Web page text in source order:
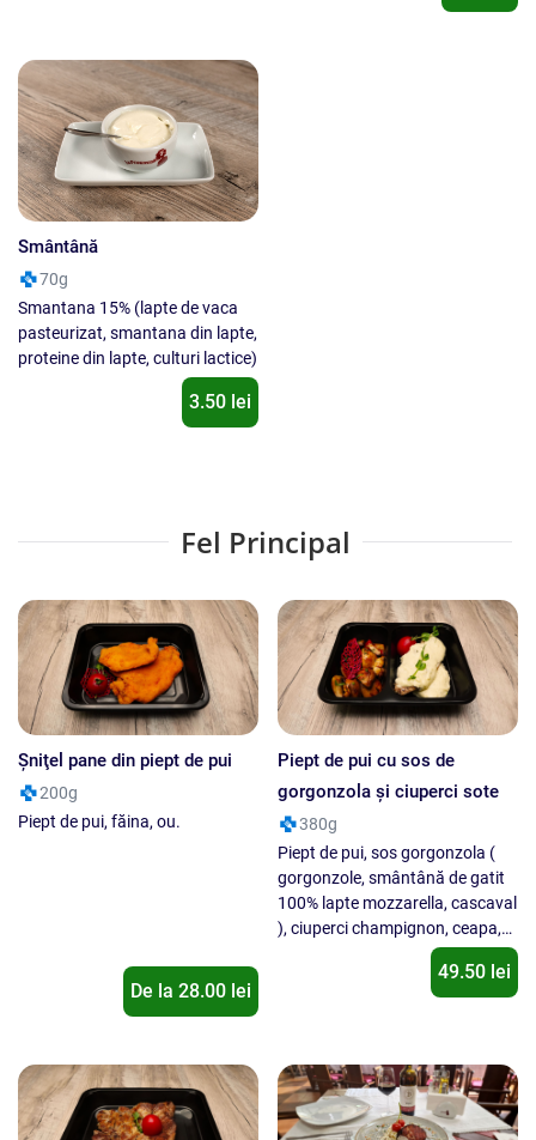
Smântână
70g
Smantana 15% (lapte de vaca
pasteurizat, smantana din lapte,
proteine din lapte, culturi lactice)
3.50 lei
Fel Principal
Şniţel pane din piept de pui
200g
Piept de pui, făina, ou.
De la 28.00 lei
Piept de pui cu sos de
gorgonzola şi ciuperci sote
380g
Piept de pui, sos gorgonzola (
gorgonzole, smântână de gatit
100% lapte mozzarella, cascaval
), ciuperci champignon, ceapa,
usturoi, patrunjel verde, sare,
49.50 lei